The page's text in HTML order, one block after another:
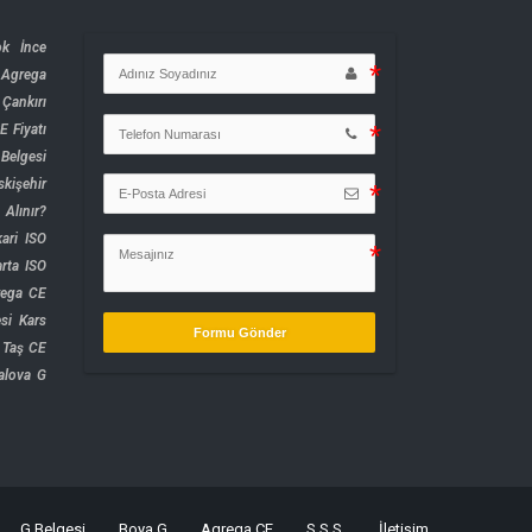
İnce
Çankırı
Fiyatı
ISO
ISO
CE
Kars
Taş CE
G
Formu Gönder